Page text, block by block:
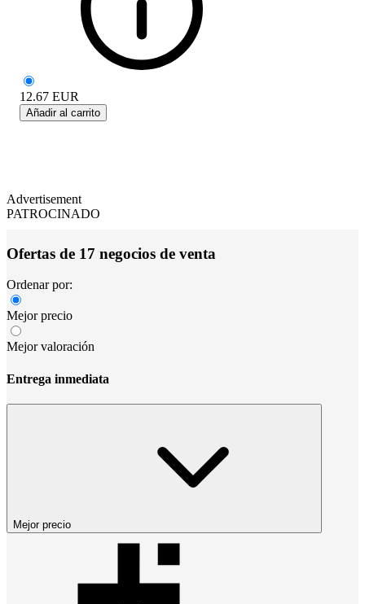
12.67 EUR
Añadir al carrito
Advertisement
PATROCINADO
Ofertas de 17 negocios de venta
Ordenar por:
Mejor precio
Mejor valoración
Entrega inmediata
Mejor precio